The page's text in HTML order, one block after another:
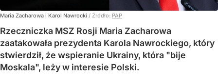
Maria Zacharowa i Karol Nawrocki / Źródło: PAP
Rzeczniczka MSZ Rosji Maria Zacharowa
zaatakowała prezydenta Karola Nawrockiego, który
stwierdził, że wspieranie Ukrainy, która "bije
Moskala", leży w interesie Polski.